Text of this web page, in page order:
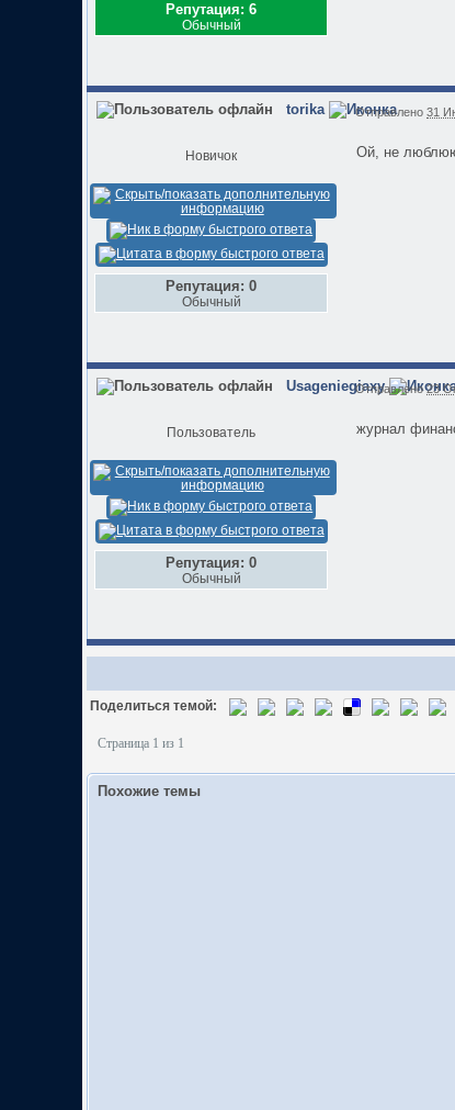
Репутация: 6
Обычный
torika
Новичок
Репутация: 0
Обычный
Отправлено31
Ой, не
Usageniegiaxy
Пользователь
Репутация: 0
Обычный
Отправлено23
журнал
Поделиться темой:
Страница 1 из 1
Похожие темы